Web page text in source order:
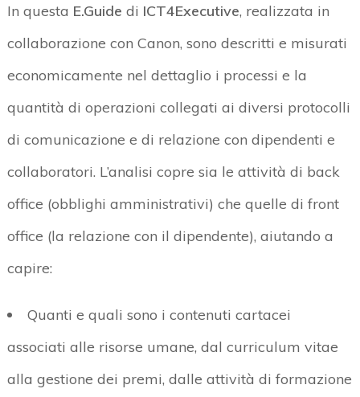
In questa E.Guide di ICT4Executive, realizzata in
collaborazione con Canon, sono descritti e misurati
economicamente nel dettaglio i processi e la
quantità di operazioni collegati ai diversi protocolli
di comunicazione e di relazione con dipendenti e
collaboratori. L’analisi copre sia le attività di back
office (obblighi amministrativi) che quelle di front
office (la relazione con il dipendente), aiutando a
capire:
Quanti e quali sono i contenuti cartacei
associati alle risorse umane, dal curriculum vitae
alla gestione dei premi, dalle attività di formazione